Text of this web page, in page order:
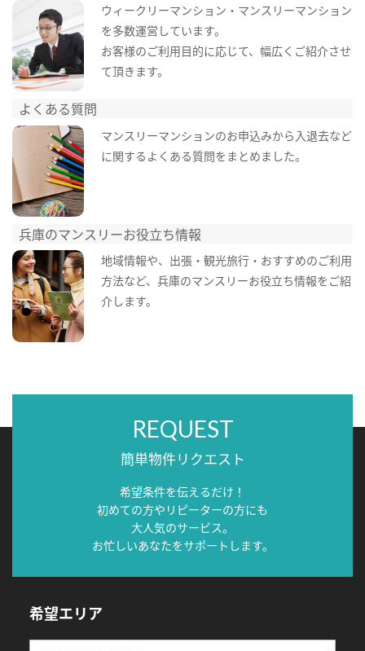
ウィークリーマンション・マンスリーマンション
を多数運営しています。
お客様のご利用目的に応じて、幅広くご紹介させ
て頂きます。
よくある質問
マンスリーマンションのお申込みから入退去など
に関するよくある質問をまとめました。
兵庫のマンスリーお役立ち情報
地域情報や、出張・観光旅行・おすすめのご利用
方法など、兵庫のマンスリーお役立ち情報をご紹
介します。
REQUEST
簡単物件リクエスト
希望条件を伝えるだけ！
初めての方やリピーターの方にも
大人気のサービス。
お忙しいあなたをサポートします。
希望エリア